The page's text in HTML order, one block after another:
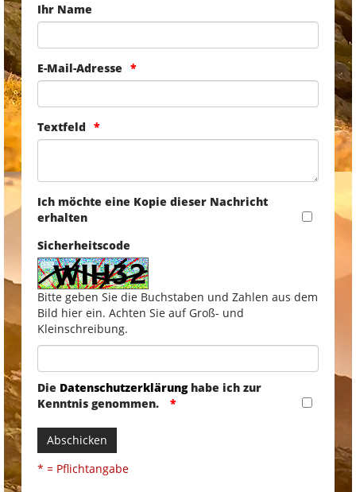
Ihr Name
E-Mail-Adresse
Textfeld
Ich möchte eine Kopie dieser Nachricht
erhalten
Sicherheitscode
Bitte geben Sie die Buchstaben und Zahlen aus dem
Bild hier ein. Achten Sie auf Groß- und
Kleinschreibung.
Die Datenschutzerklärunghabe ich zur
Kenntnis genommen.
Abschicken
* = Pflichtangabe